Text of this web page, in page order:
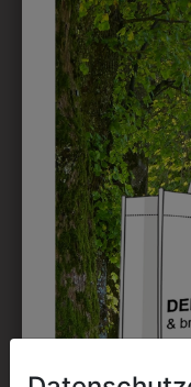
DAS